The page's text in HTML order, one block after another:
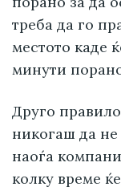
треба да го
местото каде
минути
Друго
никогаш да не
наоѓа
колку време